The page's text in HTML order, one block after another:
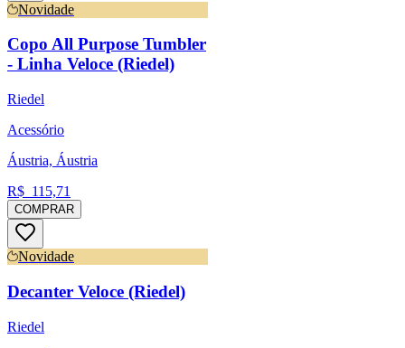
Novidade
Copo All Purpose Tumbler
- Linha Veloce (Riedel)
Riedel
Acessório
Áustria, Áustria
R$ 115,71
COMPRAR
Novidade
Decanter Veloce (Riedel)
Riedel